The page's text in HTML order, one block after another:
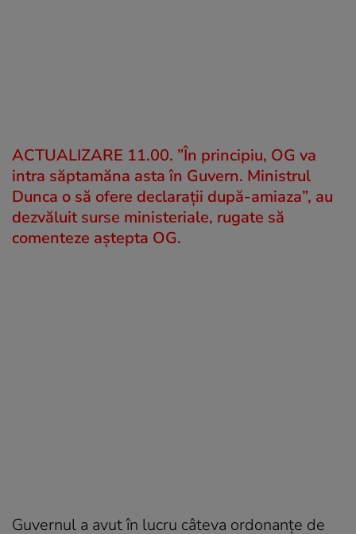
ACTUALIZARE 11.00. ”În principiu, OG va
intra săptamăna asta în Guvern. Ministrul
Dunca o să ofere declarații după-amiaza”, au
dezvăluit surse ministeriale, rugate să
comenteze aștepta OG.
Guvernul a avut în lucru câteva ordonanțe de